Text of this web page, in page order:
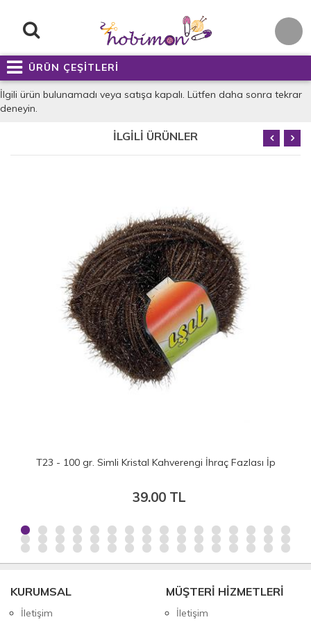
ÜRÜN ÇEŞİTLERİ
İlgili ürün bulunamadı veya satışa kapalı. Lütfen daha sonra tekrar
deneyin.
İLGİLİ ÜRÜNLER
T23 - 100 gr. Simli Kristal Kahverengi İhraç Fazlası İp
39.00 TL
KURUMSAL
İletişim
MÜŞTERİ HİZMETLERİ
İletişim